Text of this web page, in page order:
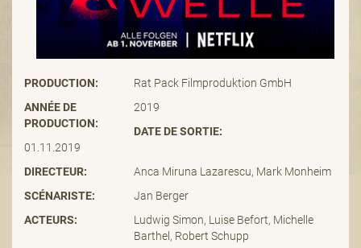
PRODUCTION:
Rat Pack Filmproduktion GmbH
ANNÉE DE
PRODUCTION:
2019
DATE DE SORTIE:
01.11.2019
DIRECTEUR:
Anca Miruna Lazarescu, Mark Monheim
SCÉNARISTE:
Jan Berger
ACTEURS:
Ludwig Simon, Luise Befort, Michelle
Barthel, Robert Schupp